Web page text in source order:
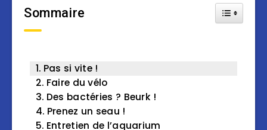
Sommaire Toggle
Pas si vite !
Faire du vélo
Des bactéries ? Beurk !
Prenez un seau !
Entretien de l’aquarium